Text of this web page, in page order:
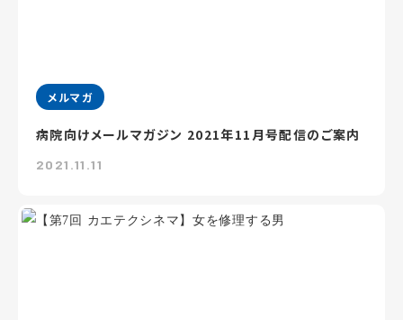
メルマガ
病院向けメールマガジン 2021年11月号配信のご案内
2021.11.11